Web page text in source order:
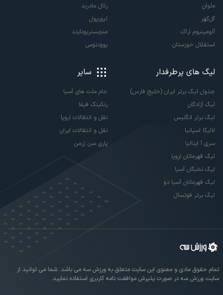
ملوان
گل‌گهر
آلومینیوم اراک
استقلال خوزستان
رئال مادرید
لیورپول
منچستریونایتد
یوونتوس
لیگ های پرطرفدار
جدول لیگ برتر ایران (خلیج فارس)
لیگ آزادگان
لیگ برتر انگلیس
لالیگا اسپانیا
سری آ ایتالیا
لیگ قهرمانان اروپا
لیگ نخبگان آسیا
لیگ قهرمانان آسیا دو
لیگ برتر فوتسال
سایر
جام ملت های آسیا
رنکینگ فیفا
نقل و انتقالات اروپا
نقل و انتقالات ایران
پاری سن ژرمن
تمام حقوق مادی و معنوی این سایت متعلق به ورزش سه می باشد. شما می توانید از
سایت ورزش سه در صورت پذیرش موافقت نامه کاربری استفاده نمایید.